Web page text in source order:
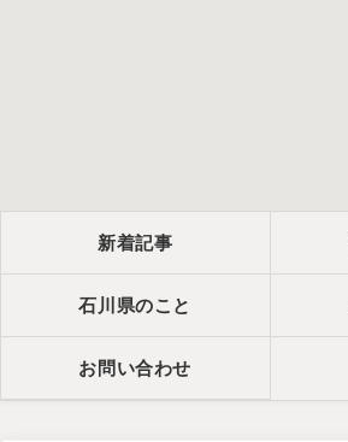
新着記事
石川県のこと
お問い合わせ